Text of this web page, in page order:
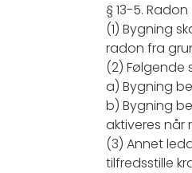
§ 13-5. Radon
(1) Bygning
radon fra
(2) Følgende
a) Bygning
b) Bygning
aktiveres når
(3) Annet
tilfredsstille